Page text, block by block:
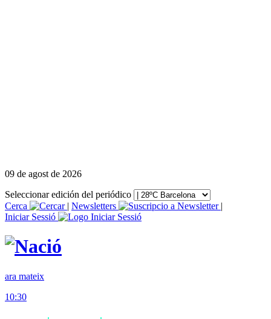
09 de agost de 2026
Seleccionar edición del periódico
Cerca
| Newsletters
|
Iniciar Sessió
ara mateix
10:30